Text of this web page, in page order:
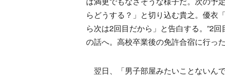
らどうする？」と切り込む貴之。優衣
ら次は2回目だから」と告白する。”2
の話へ。高校卒業後の免許合宿に行っ
翌日、「男子部屋みたいことないん